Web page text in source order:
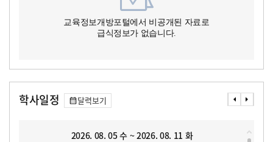
교육정보개방포털에서 비공개된 자료로
급식정보가 없습니다.
학사일정 달력보기
2026. 08. 05 수 ~ 2026. 08. 11 화